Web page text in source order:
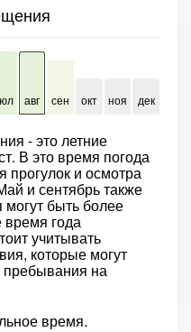
авг сен окт ноя дек
- это летние
В это время погода
прогулок и осмотра
и сентябрь также
могут быть более
года
учитывать
которые могут
пребывания на
время.